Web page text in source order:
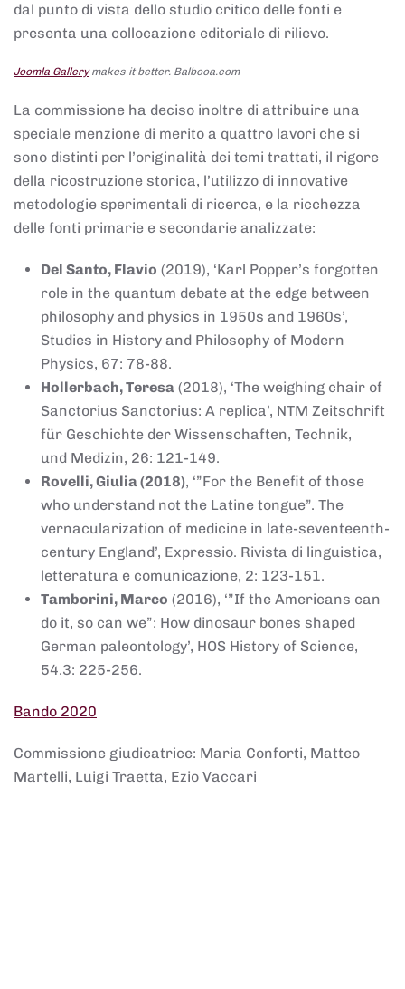
dal punto di vista dello studio critico delle fonti e
presenta una collocazione editoriale di rilievo.
Joomla Gallerymakes it better. Balbooa.com
La commissione ha deciso inoltre di attribuire una
speciale menzione di merito a quattro lavori che si
sono distinti per l’originalità dei temi trattati, il rigore
della ricostruzione storica, l’utilizzo di innovative
metodologie sperimentali di ricerca, e la ricchezza
delle fonti primarie e secondarie analizzate:
Del Santo, Flavio (2019), ‘Karl Popper’s forgotten
role in the quantum debate at the edge between
philosophy and physics in 1950s and 1960s’,
Studies in History and Philosophy of Modern
Physics, 67: 78-88.
Hollerbach, Teresa (2018), ‘The weighing chair of
Sanctorius Sanctorius: A replica’, NTM Zeitschrift
für Geschichte der Wissenschaften, Technik,
und Medizin, 26: 121-149.
Rovelli, Giulia (2018), ‘”For the Benefit of those
who understand not the Latine tongue”. The
vernacularization of medicine in late-seventeenth-
century England’, Expressio. Rivista di linguistica,
letteratura e comunicazione, 2: 123-151.
Tamborini, Marco (2016), ‘”If the Americans can
do it, so can we”: How dinosaur bones shaped
German paleontology’, HOS History of Science,
54.3: 225-256.
Bando 2020
Commissione giudicatrice: Maria Conforti, Matteo
Martelli, Luigi Traetta, Ezio Vaccari